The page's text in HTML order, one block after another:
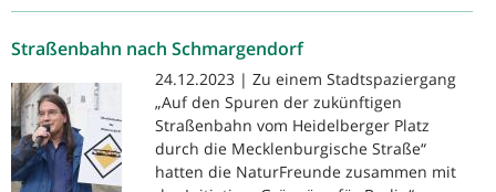
Straßenbahn nach Schmargendorf
24.12.2023 | Zu einem Stadtspaziergang
„Auf den Spuren der zukünftigen
Straßenbahn vom Heidelberger Platz
durch die Mecklenburgische Straße“
hatten die NaturFreunde zusammen mit